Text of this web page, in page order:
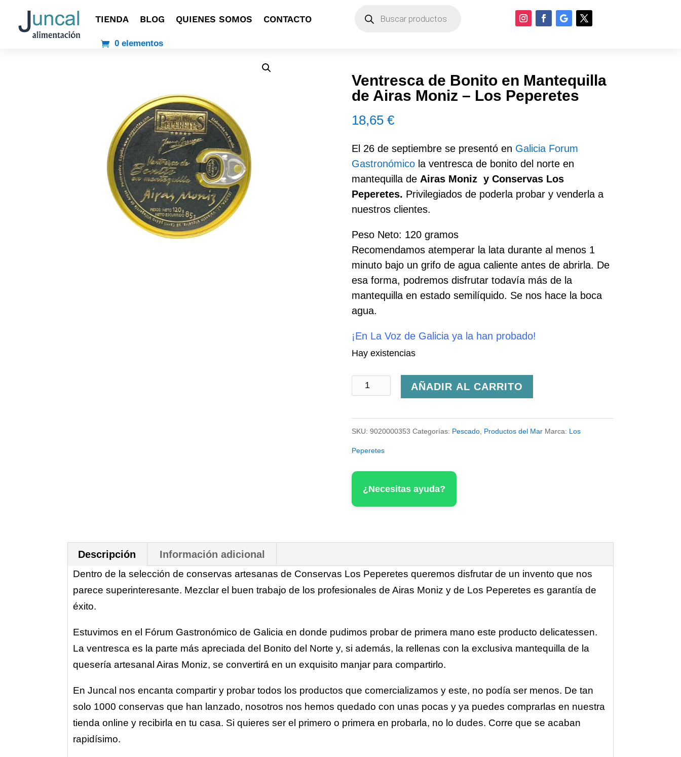
TIENDA BLOG QUIENES SOMOS CONTACTO
0 elementos
de
Ventresca de Bonito en Mantequilla
de Airas Moniz – Los Peperetes
18,65 €
El 26 de septiembre se presentó en Galicia Forum
Gastronómicola ventresca de bonito del norte en
mantequilla de Airas Moniz y Conservas Los
Peperetes. Privilegiados de poderla probar y venderla a
nuestros clientes.
Peso Neto: 120 gramos
Recomendamos atemperar la lata durante al menos 1
minuto bajo un grifo de agua caliente antes de abrirla. De
esa forma, podremos disfrutar todavía más de la
mantequilla en estado semilíquido. Se nos hace la boca
agua.
¡En La Voz de Galicia ya la han probado!
Hay existencias
Ventresca
Airas
Peperetes
cantidad
AÑADIR AL CARRITO
SKU: 9020000353 Categorías: Pescado, Productos del Mar Marca: Los
Peperetes
¿Necesitas ayuda?
Descripción Información adicional
Dentro de la selección de conservas artesanas de Conservas Los Peperetes queremos disfrutar de un invento que nos
parece superinteresante. Mezclar el buen trabajo de los profesionales de Airas Moniz y de Los Peperetes es garantía de
éxito.
Estuvimos en el Fórum Gastronómico de Galicia en donde pudimos probar de primera mano este producto delicatessen.
La ventresca es la parte más apreciada del Bonito del Norte y, si además, la rellenas con la exclusiva mantequilla de la
quesería artesanal Airas Moniz, se convertirá en un exquisito manjar para compartirlo.
En Juncal nos encanta compartir y probar todos los productos que comercializamos y este, no podía ser menos. De tan
solo 1000 conservas que han lanzado, nosotros nos hemos quedado con unas pocas y ya puedes comprarlas en nuestra
tienda online y recibirla en tu casa. Si quieres ser el primero o primera en probarla, no lo dudes. Corre que se acaban
rapidísimo.